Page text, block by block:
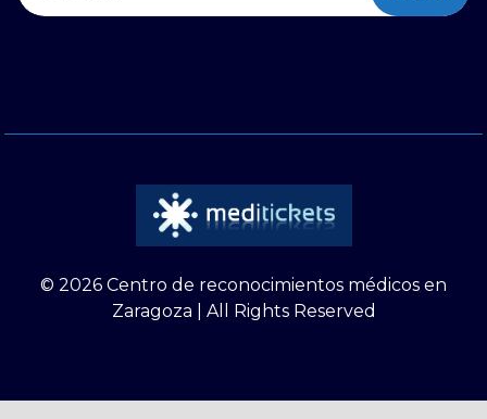
© 2026 Centro de reconocimientos médicos en
Zaragoza | All Rights Reserved